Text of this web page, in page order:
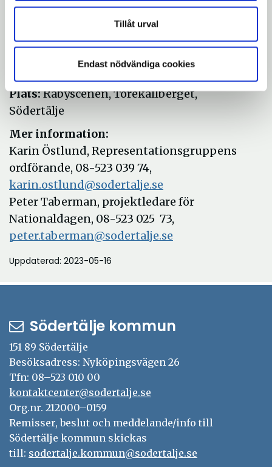
Tillåt urval
Endast nödvändiga cookies
Dagen på Torekällberget börjar klockan 10
och innehåller festligheter och aktiviteter
Tid:fredag 6 juni kl 10.00–17.00
Plats:Råbyscenen, Torekällberget,
Södertälje
Mer information:
Karin Östlund, Representationsgruppens
ordförande, 08-523 039 74,
karin.ostlund@sodertalje.se
Peter Taberman, projektledare för
Nationaldagen, 08-523 025 73,
peter.taberman@sodertalje.se
Uppdaterad: 2023-05-16
Södertälje kommun
151 89 Södertälje
Besöksadress: Nyköpingsvägen 26
Tfn: 08–523 010 00
kontaktcenter@sodertalje.se
Org.nr. 212000–0159
Remisser, beslut och meddelande/info till
Södertälje kommun skickas
till: sodertalje.kommun@sodertalje.se